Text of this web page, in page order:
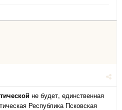
не будет, единственная
Республика Псковская